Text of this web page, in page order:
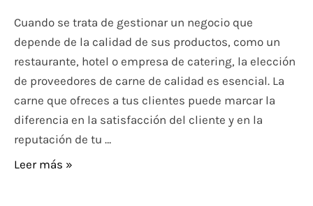
Cuando se trata de gestionar un negocio que
depende de la calidad de sus productos, como un
restaurante, hotel o empresa de catering, la elección
de proveedores de carne de calidad es esencial. La
carne que ofreces a tus clientes puede marcar la
diferencia en la satisfacción del cliente y en la
reputación de tu …
Leer más »